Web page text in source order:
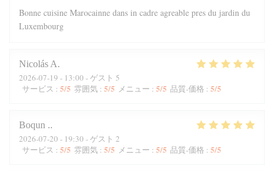
Bonne cuisine Marocainne dans in cadre agreable pres du jardin du
Luxembourg
Nicolás A
2026-07-19 - 13:00 - ゲスト 5
サービス : 5/5 雰囲気 : 5/5 メニュー : 5/5 品質-価格 : 5/5
Boqun .
2026-07-20 - 19:30 - ゲスト 2
サービス : 5/5 雰囲気 : 5/5 メニュー : 5/5 品質-価格 : 5/5